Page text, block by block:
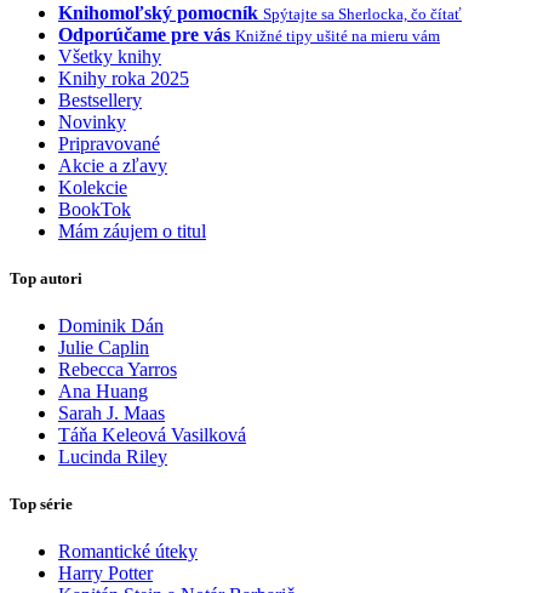
Knihomoľský pomocník Spýtajte sa Sherlocka, čo čítať
Odporúčame pre vás Knižné tipy ušité na mieru vám
Všetky knihy
Knihy roka 2025
Bestsellery
Novinky
Pripravované
Akcie a zľavy
Kolekcie
BookTok
Mám záujem o titul
Top autori
Dominik Dán
Julie Caplin
Rebecca Yarros
Ana Huang
Sarah J. Maas
Táňa Keleová Vasilková
Lucinda Riley
Top série
Romantické úteky
Harry Potter